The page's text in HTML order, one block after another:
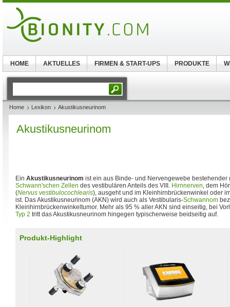
Home Lexikon Akustikusneurinom
Akustikusneurinom
Ein Akustikusneurinom ist ein aus Binde- und Nervengewebe bestehender
Schwann'schen Zellen des vestibulären Anteils des VIII. Hirnnerven, dem
(Nervus vestibulocochlearis), ausgeht und im Kleinhirnbrückenwinkel oder
ist. Das Akustikusneurinom (AKN) wird auch als Vestibularis-Schwannom
Kleinhirnbrückenwinkeltumor. Mehr als 95 % aller AKN sind einseitig, bei
Typ 2 tritt das Akustikusneurinom hingegen typischerweise beidseitig auf.
Produkt-Highlight
HOME AKTUELLES FIRMEN & START-UPS PRODUKTE